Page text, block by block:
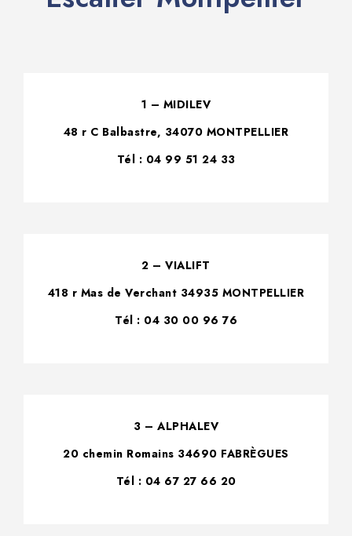
1 – MIDILEV
48 r C Balbastre, 34070 MONTPELLIER
Tél : 04 99 51 24 33
2 – VIALIFT
418 r Mas de Verchant 34935 MONTPELLIER
Tél : 04 30 00 96 76
3 – ALPHALEV
20 chemin Romains 34690 FABRÈGUES
Tél : 04 67 27 66 20